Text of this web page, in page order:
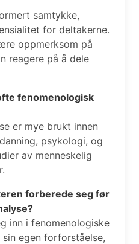
samtykke,
for deltakerne.
oppmerksom på
reagere på å dele
fenomenologisk
er mye brukt innen
psykologi, og
av menneskelig
forberede seg før
inn i fenomenologiske
egen forforståelse,